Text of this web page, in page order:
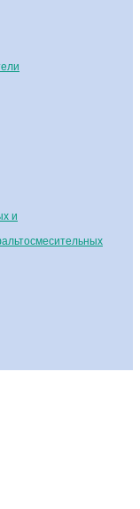
и